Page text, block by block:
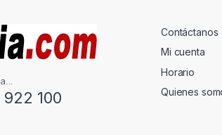
100
Contáctanos
Mi cuenta
Horario
Quienes